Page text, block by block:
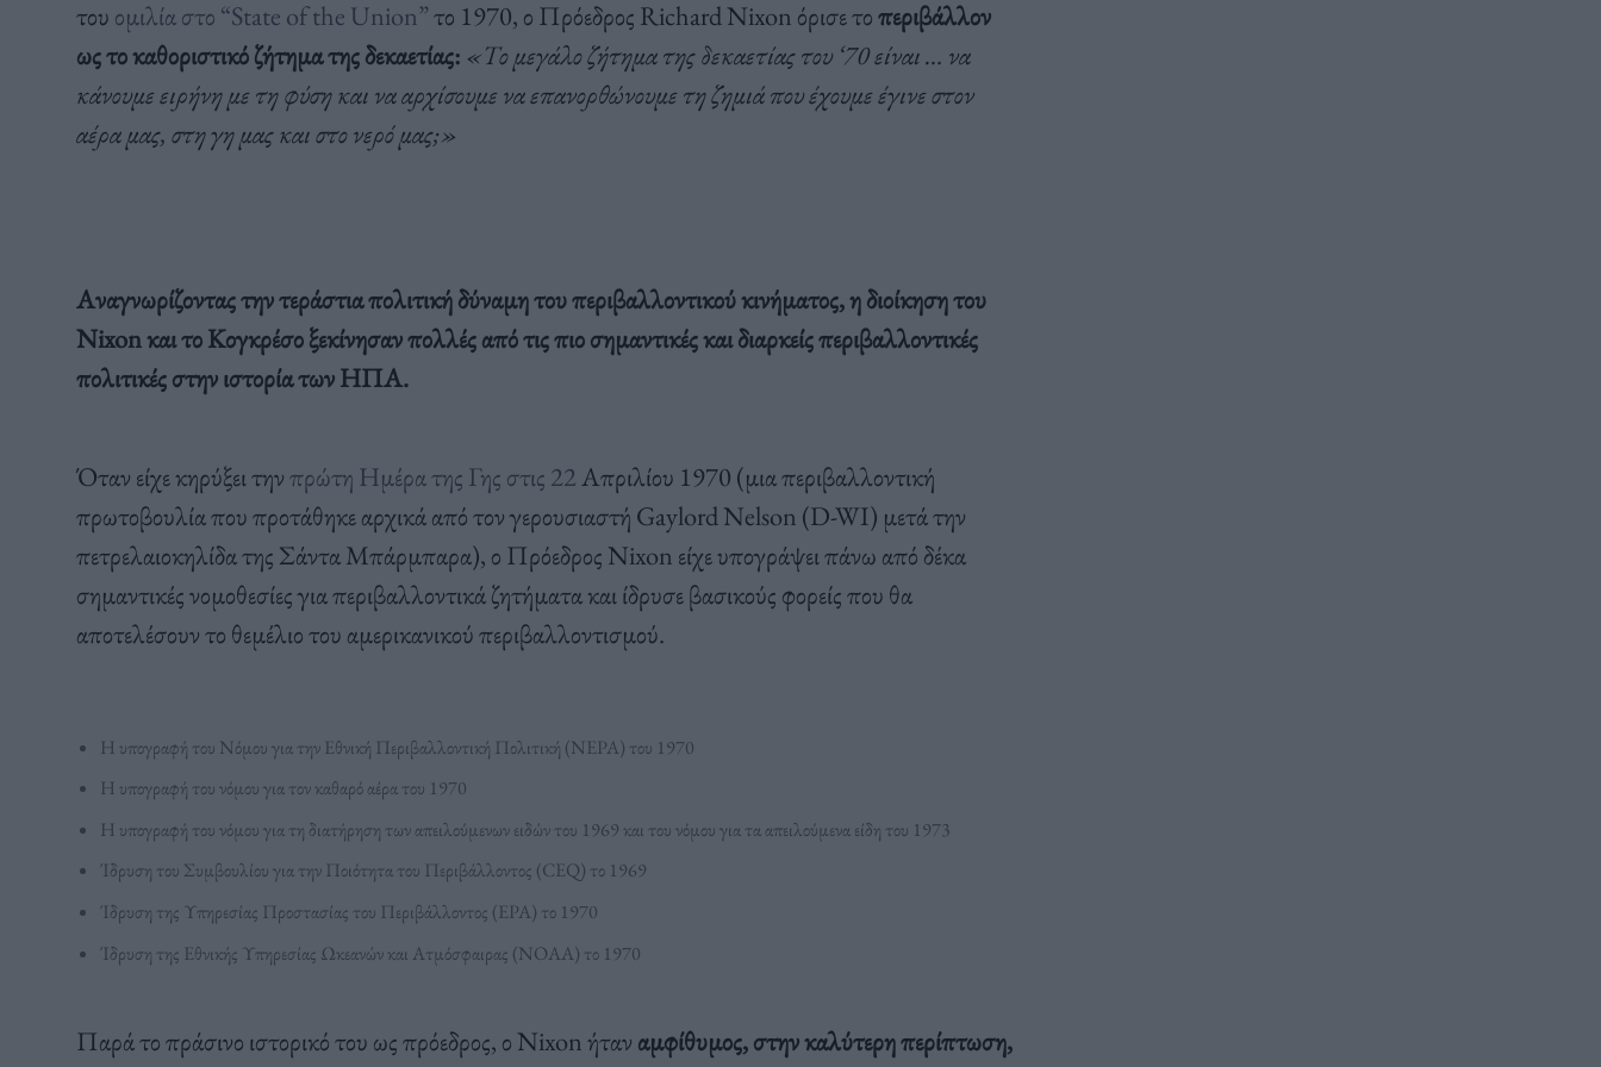
του ομιλία στο “State of the Union”το 1970, ο Πρόεδρος Richard Nixon όρισε τοπεριβάλλον
ως το καθοριστικό ζήτημα της δεκαετίας: «Το μεγάλο ζήτημα της δεκαετίας του ‘70 είναι … να
κάνουμε ειρήνη με τη φύση και να αρχίσουμε να επανορθώνουμε τη ζημιά που έχουμε έγινε στον
αέρα μας, στη γη μας και στο νερό μας;»
Αναγνωρίζοντας την τεράστια πολιτική δύναμη του περιβαλλοντικού κινήματος, η διοίκηση του
Nixon και το Κογκρέσο ξεκίνησαν πολλές από τις πιο σημαντικές και διαρκείς περιβαλλοντικές
πολιτικές στην ιστορία των ΗΠΑ.
Όταν είχε κηρύξει τηνπρώτη Ημέρα της Γης στις 22Απριλίου 1970 (μια περιβαλλοντική
πρωτοβουλία που προτάθηκε αρχικά από τον γερουσιαστή Gaylord Nelson (D-WI) μετά την
πετρελαιοκηλίδα της Σάντα Μπάρμπαρα), ο Πρόεδρος Nixon είχε υπογράψει πάνω από δέκα
σημαντικές νομοθεσίες για περιβαλλοντικά ζητήματα και ίδρυσε βασικούς φορείς που θα
αποτελέσουν το θεμέλιο του αμερικανικού περιβαλλοντισμού.
Η υπογραφή του Νόμου για την Εθνική Περιβαλλοντική Πολιτική (NEPA) του 1970
Η υπογραφή του νόμου για τον καθαρό αέρα του 1970
Η υπογραφή του νόμου για τη διατήρηση των απειλούμενων ειδών του 1969 και του νόμου για τα απειλούμενα είδη του 1973
Ίδρυση του Συμβουλίου για την Ποιότητα του Περιβάλλοντος (CEQ) το 1969
Ίδρυση της Υπηρεσίας Προστασίας του Περιβάλλοντος (EPA) το 1970
Ίδρυση της Εθνικής Υπηρεσίας Ωκεανών και Ατμόσφαιρας (NOAA) το 1970
Παρά το πράσινο ιστορικό του ως πρόεδρος, ο Nixon ήταν αμφίθυμος, στην καλύτερη περίπτωση,